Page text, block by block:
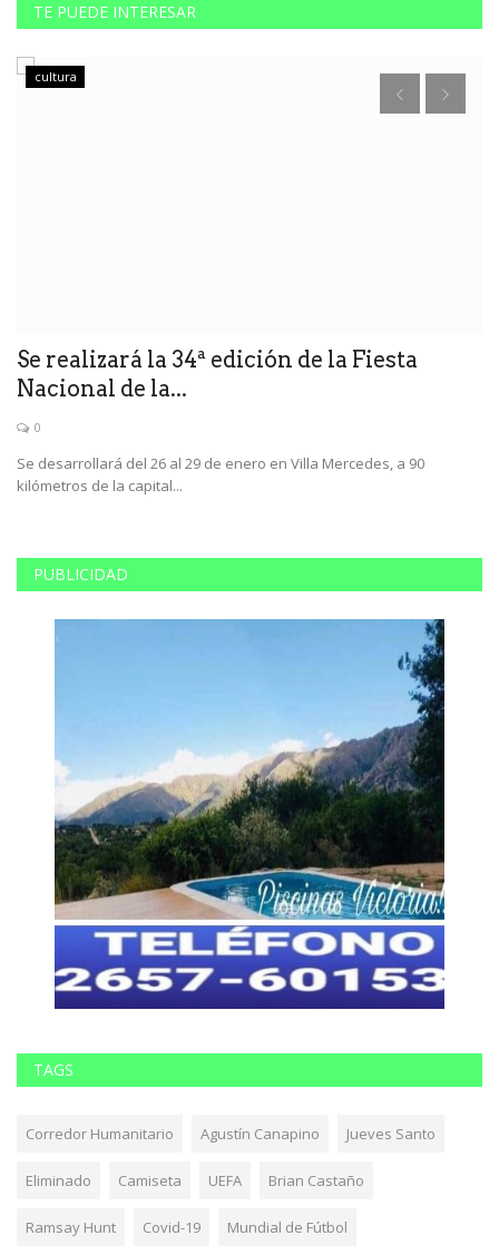
TE PUEDE INTERESAR
cultura
Se realizará la 34ª edición de la Fiesta
Nacional de la...
0
Se desarrollará del 26 al 29 de enero en Villa Mercedes, a 90
kilómetros de la capital...
PUBLICIDAD
TAGS
Corredor Humanitario Agustín Canapino Jueves Santo
Eliminado Camiseta UEFA Brian Castaño
Ramsay Hunt Covid-19 Mundial de Fútbol